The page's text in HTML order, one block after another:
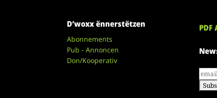
D’woxx ënnerstëtzen
Abonnements
Pub - Annoncen
Don/Kooperativ